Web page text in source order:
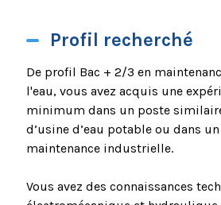
Profil recherché
De profil Bac + 2/3 en
l'eau, vous avez acquis une
minimum dans un poste
d’usine d’eau potable ou dans
maintenance industrielle.
Vous avez des connaissances